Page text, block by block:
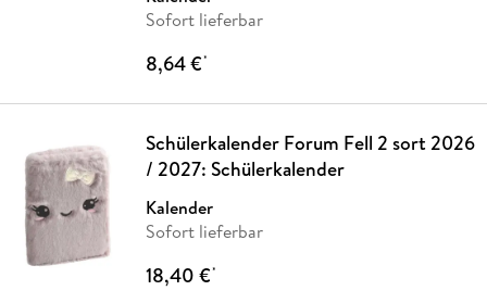
Sofort lieferbar
8,64 €*
Schülerkalender Forum Fell 2 sort 2026
/ 2027: Schülerkalender
Kalender
Sofort lieferbar
18,40 €*